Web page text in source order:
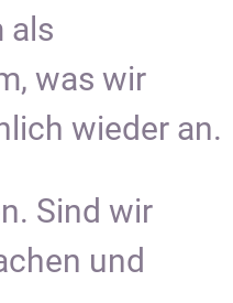
als
was wir
wieder an.
Sind wir
und